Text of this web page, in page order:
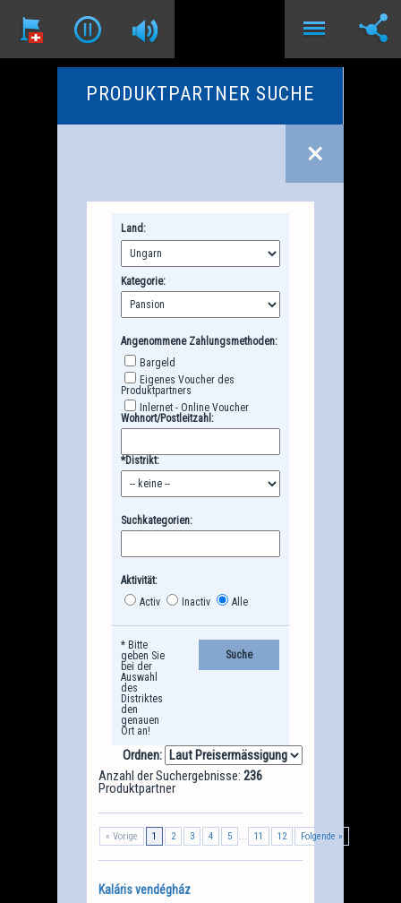
PRODUKTPARTNER SUCHE
Land:
Kategorie:
Angenommene Zahlungsmethoden:
Bargeld
Eigenes Voucher des
Produktpartners
Inlernet - Online Voucher
Wohnort/Postleitzahl:
*Distrikt:
Suchkategorien:
Aktivität:
Activ
Inactiv Alle
* Bitte
geben Sie
bei der
Auswahl
des
Distriktes
den
genauen
Ort an!
Ordnen:
Anzahl der Suchergebnisse: 236
Produktpartner
« Vorige 1 2 3 4 5 11 12 Folgende »
Kaláris vendégház